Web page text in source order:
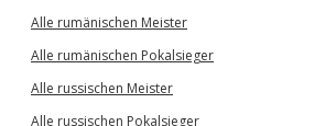
Alle rumänischen Meister
Alle rumänischen Pokalsieger
Alle russischen Meister
Alle russischen Pokalsieger